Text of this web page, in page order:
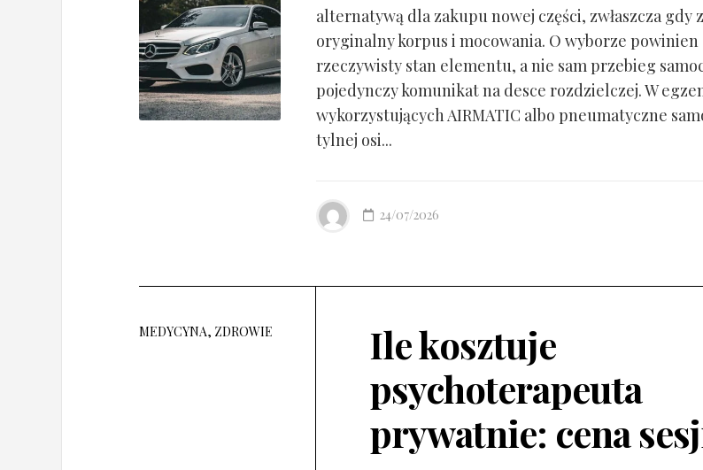
alternatywą dla zakupu nowej części, zwłaszcza gdy
oryginalny korpus i mocowania. O wyborze powinien
rzeczywisty stan elementu, a nie sam przebieg
pojedynczy komunikat na desce rozdzielczej. W
wykorzystujących AIRMATIC albo pneumatyczne
tylnej osi...
24/07/2026
MEDYCYNA, ZDROWIE
Ile kosztuje
psychoterapeuta
prywatnie: cena